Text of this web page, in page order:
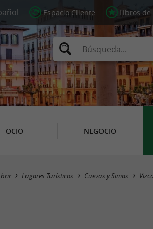
Espacio Cliente Libros de
OCIO NEGOCIO
Lugares Turísticos Cuevas y Simas